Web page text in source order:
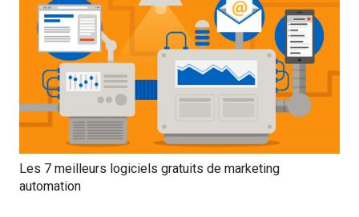
Les 7 meilleurs logiciels gratuits de marketing
automation